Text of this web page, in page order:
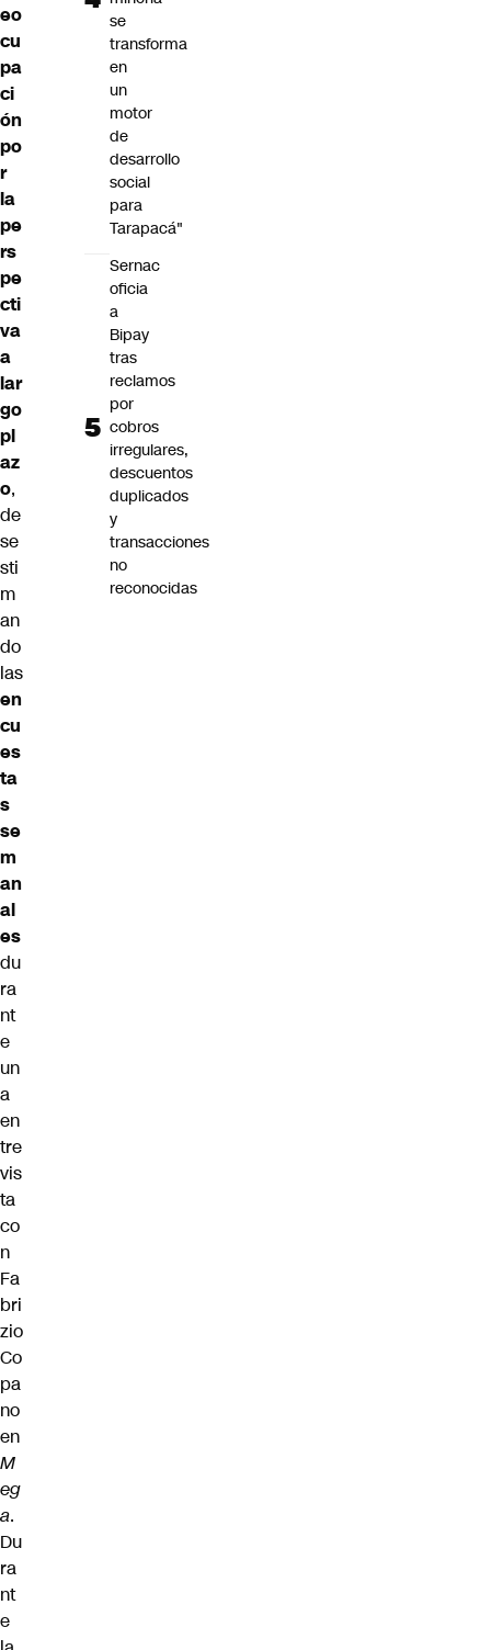
eo
cu
pa
ci
ón
po
r
la
pe
rs
pe
cti
va
a
lar
go
pl
az
o,
de
se
sti
m
an
do
las
en
cu
es
ta
s
se
m
an
al
es
du
ra
nt
e
un
a
en
tre
vis
ta
co
n
Fa
bri
zio
Co
pa
no
en
M
eg
a.
Du
ra
nt
e
se
transforma
en
un
motor
de
desarrollo
social
para
Tarapacá"
Sernac
oficia
a
Bipay
tras
reclamos
por
cobros
irregulares,
descuentos
duplicados
y
transacciones
no
reconocidas